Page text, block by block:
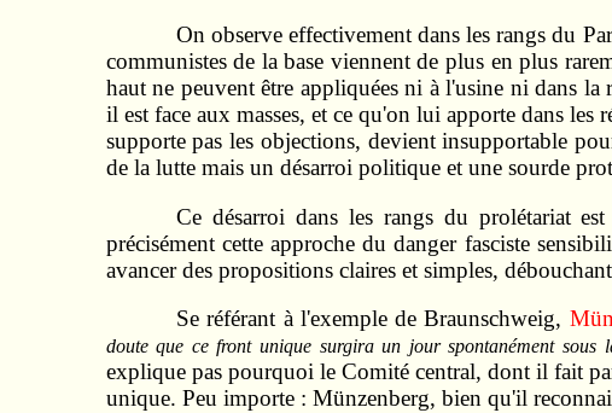
On observe effectivement dans les rangs du
communistes de la base viennent de plus en plus
haut ne peuvent être appliquées ni à l'usine ni dans
il est face aux masses, et ce qu'on lui apporte dans
supporte pas les objections, devient insupportable
de la lutte mais un désarroi politique et une sourde
Ce désarroi dans les rangs du prolétariat
précisément cette approche du danger fasciste
avancer des propositions claires et simples,
Se référant à l'exemple de Braunschweig,
doute que ce front unique surgira un jour spontanément sous
explique pas pourquoi le Comité central, dont il fait
unique. Peu importe : Münzenberg, bien qu'il